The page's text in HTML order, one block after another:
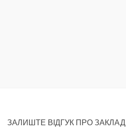
ЗАЛИШТЕ ВІДГУК ПРО ЗАКЛАД